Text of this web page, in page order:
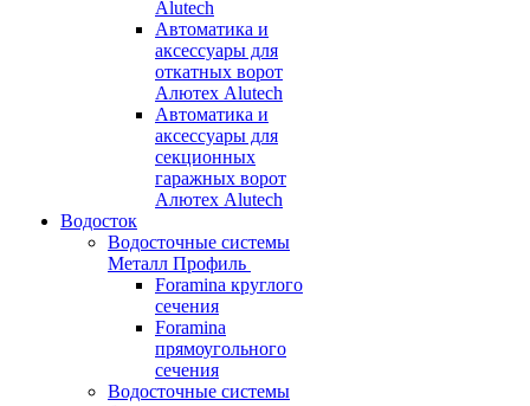
Alutech
Автоматика и
аксессуары для
откатных ворот
Алютех Alutech
Автоматика и
аксессуары для
секционных
гаражных ворот
Алютех Alutech
Водосток
Водосточные системы
Металл Профиль
Foramina круглого
сечения
Foramina
прямоугольного
сечения
Водосточные системы